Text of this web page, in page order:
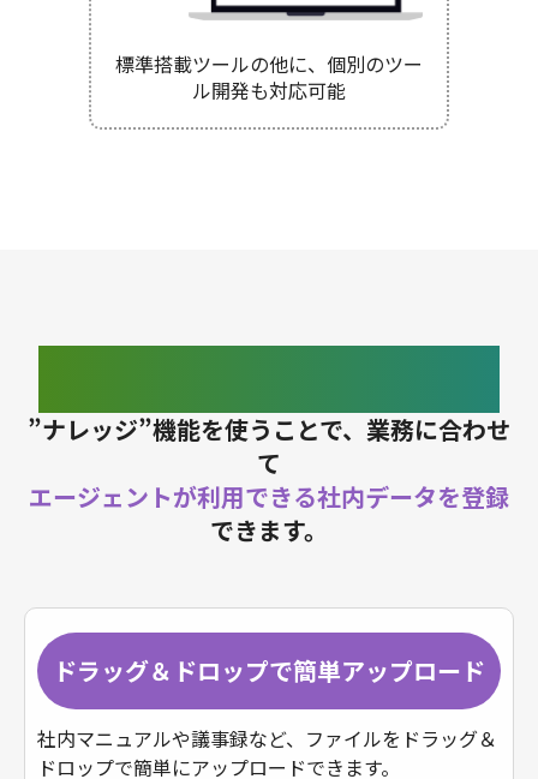
標準搭載ツールの他に、個別のツー
ル開発も対応可能
”ナレッジ”機能を使うことで、業務に合わせ
て
エージェントが利用できる社内データを登録
できます。
ドラッグ＆ドロップで簡単アップロード
社内マニュアルや議事録など、ファイルをドラッグ＆
ドロップで簡単にアップロードできます。